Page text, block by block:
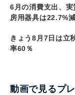
6月の消費支出、
房用器具は22.7%
きょう8月7日は立
率60％
動画で見るプ